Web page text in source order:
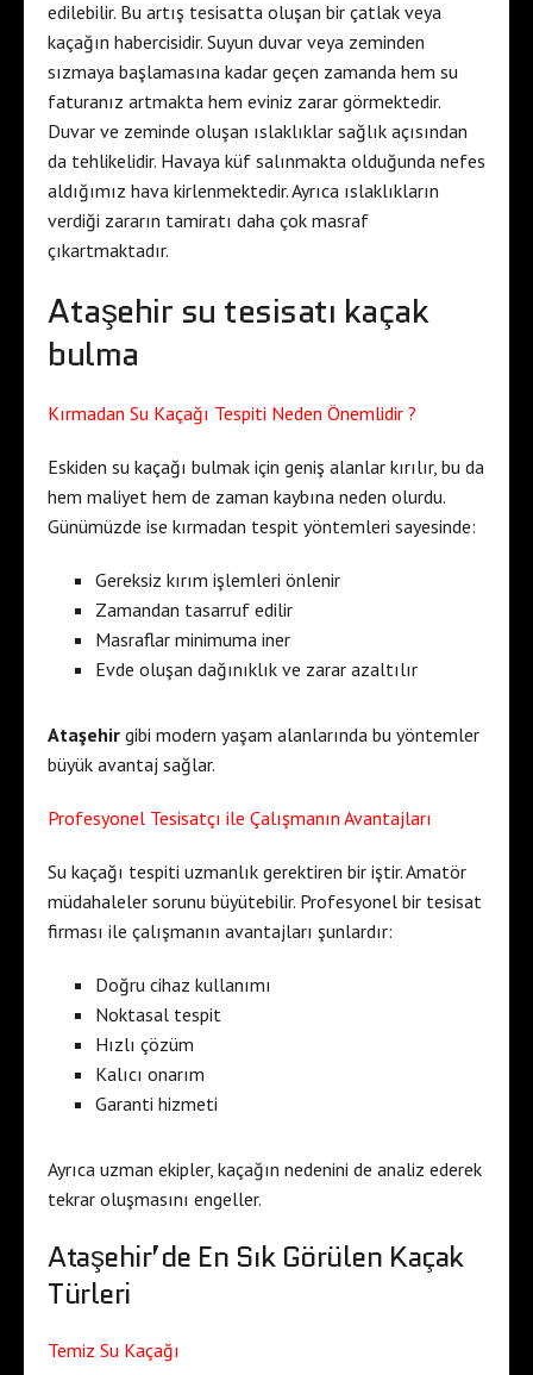
edilebilir. Bu artış tesisatta oluşan bir çatlak veya
kaçağın habercisidir. Suyun duvar veya zeminden
sızmaya başlamasına kadar geçen zamanda hem su
faturanız artmakta hem eviniz zarar görmektedir.
Duvar ve zeminde oluşan ıslaklıklar sağlık açısından
da tehlikelidir. Havaya küf salınmakta olduğunda nefes
aldığımız hava kirlenmektedir. Ayrıca ıslaklıkların
verdiği zararın tamiratı daha çok masraf
çıkartmaktadır.
Ataşehir su tesisatı kaçak
bulma
Kırmadan Su Kaçağı Tespiti Neden Önemlidir ?
Eskiden su kaçağı bulmak için geniş alanlar kırılır, bu da
hem maliyet hem de zaman kaybına neden olurdu.
Günümüzde ise kırmadan tespit yöntemleri sayesinde:
Gereksiz kırım işlemleri önlenir
Zamandan tasarruf edilir
Masraflar minimuma iner
Evde oluşan dağınıklık ve zarar azaltılır
Ataşehir gibi modern yaşam alanlarında bu yöntemler
büyük avantaj sağlar.
Profesyonel Tesisatçı ile Çalışmanın Avantajları
Su kaçağı tespiti uzmanlık gerektiren bir iştir. Amatör
müdahaleler sorunu büyütebilir. Profesyonel bir tesisat
firması ile çalışmanın avantajları şunlardır:
Doğru cihaz kullanımı
Noktasal tespit
Hızlı çözüm
Kalıcı onarım
Garanti hizmeti
Ayrıca uzman ekipler, kaçağın nedenini de analiz ederek
tekrar oluşmasını engeller.
Ataşehir’de En Sık Görülen Kaçak
Türleri
Temiz Su Kaçağı